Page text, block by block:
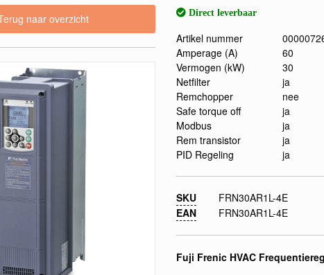
naar overzicht Direct leverbaar
Artikel nummer
Amperage (A)
60
Vermogen (kW)
30
Netfilter
ja
Remchopper
nee
Safe torque off
ja
Modbus
ja
Rem transistor
ja
PID Regeling
ja
SKU
FRN30AR1L-4E
EAN
FRN30AR1L-4E
Fuji Frenic HVAC